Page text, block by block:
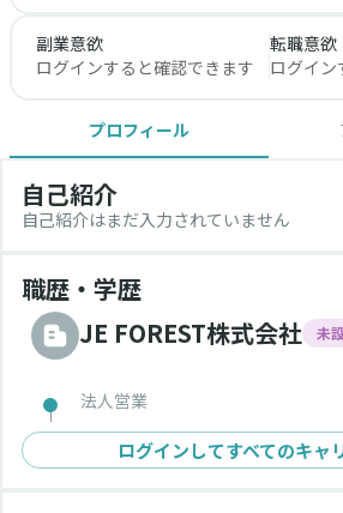
副業意欲
ログインすると確認できます
転職意欲
ログイン
プロフィール
自己紹介
自己紹介はまだ入力されていません
職歴・学歴
JE FOREST株式会社
未
法人営業
ログインしてすべてのキャ